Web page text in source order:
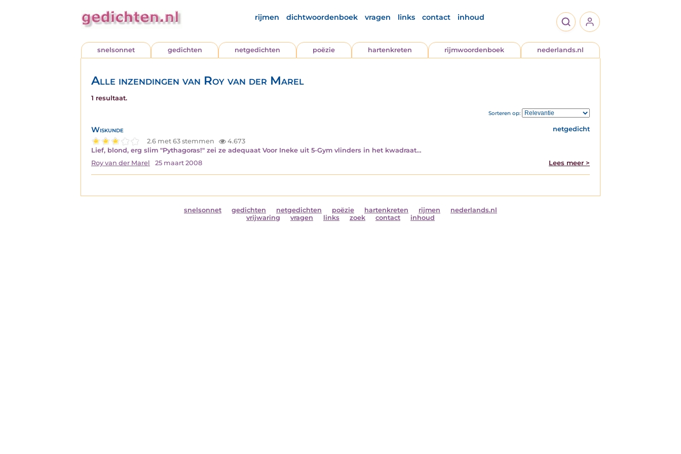
rijmen dichtwoordenboek vragen links contact inhoud
snelsonnet gedichten netgedichten poëzie hartenkreten rijmwoordenboek nederlands.nl
Alle inzendingen van Roy van der Marel
1 resultaat.
Sorteren op:
Wiskunde
netgedicht
2.6 met 63 stemmen
4.673
Lief, blond, erg slim "Pythagoras!" zei ze adequaat Voor Ineke uit 5-Gym vlinders in het kwadraat…
Roy van der Marel
25 maart 2008 Lees meer >
snelsonnet gedichten netgedichten poëzie hartenkreten rijmen
nederlands.nl
vrijwaring
vragen links zoek contact inhoud